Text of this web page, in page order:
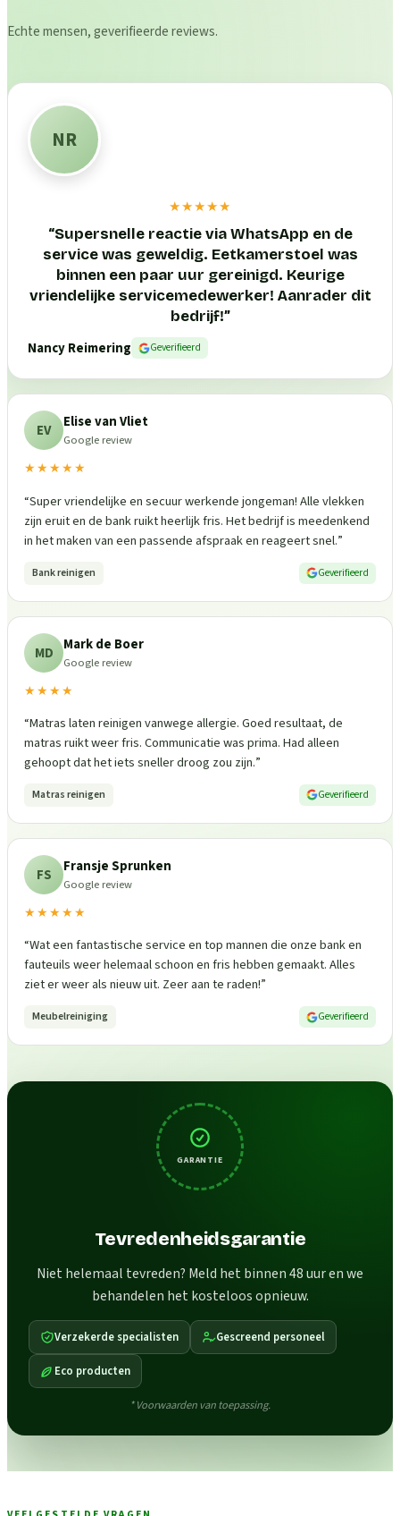
Echte mensen, geverifieerde reviews.
NR
★★★★★
“Supersnelle reactie via WhatsApp en de
service was geweldig. Eetkamerstoel was
binnen een paar uur gereinigd. Keurige
vriendelijke servicemedewerker! Aanrader dit
bedrijf!”
Nancy Reimering
Geverifieerd
EV Elise van Vliet
Google review
★★★★★
“Super vriendelijke en secuur werkende jongeman! Alle vlekken
zijn eruit en de bank ruikt heerlijk fris. Het bedrijf is meedenkend
in het maken van een passende afspraak en reageert snel.”
Bank reinigen Geverifieerd
MD Mark de Boer
Google review
★★★★
“Matras laten reinigen vanwege allergie. Goed resultaat, de
matras ruikt weer fris. Communicatie was prima. Had alleen
gehoopt dat het iets sneller droog zou zijn.”
Matras reinigen Geverifieerd
FS Fransje Sprunken
Google review
★★★★★
“Wat een fantastische service en top mannen die onze bank en
fauteuils weer helemaal schoon en fris hebben gemaakt. Alles
ziet er weer als nieuw uit. Zeer aan te raden!”
Meubelreiniging Geverifieerd
GARANTIE
Tevredenheidsgarantie
Niet helemaal tevreden? Meld het binnen 48 uur en we
behandelen het kosteloos opnieuw.
Verzekerde specialisten Gescreend personeel
Eco producten
* Voorwaarden van toepassing.